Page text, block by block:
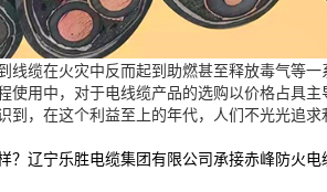
线缆在火灾中反而起到助燃甚至释放毒气等
使用中，对于电线缆产品的选购以价格占具主
到 ， 在这个利益至上的年代，人们不光光追
辽宁乐胜电缆集团有限公司承接赤峰防火